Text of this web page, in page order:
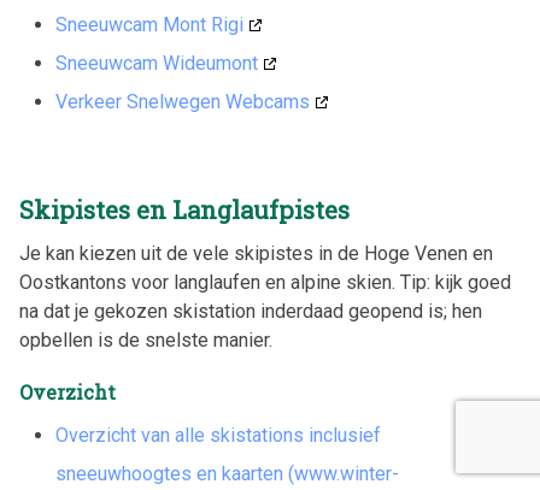
Sneeuwcam Mont Rigi
Sneeuwcam Wideumont
Verkeer Snelwegen Webcams
Skipistes en Langlaufpistes
Je kan kiezen uit de vele skipistes in de Hoge Venen en
Oostkantons voor langlaufen en alpine skien. Tip: kijk goed
na dat je gekozen skistation inderdaad geopend is; hen
opbellen is de snelste manier.
Overzicht
Overzicht van alle skistations inclusief
sneeuwhoogtes en kaarten (www.winter-